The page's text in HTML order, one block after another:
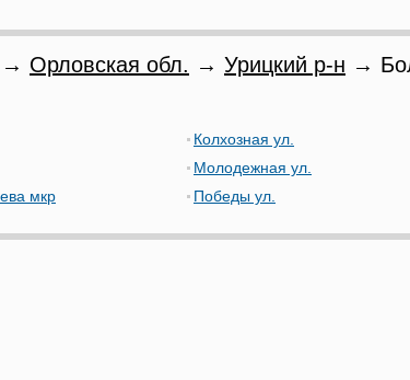
→ Орловская обл. → Урицкий р-н →
мкр
Колхозная ул.
Молодежная ул.
Победы ул.